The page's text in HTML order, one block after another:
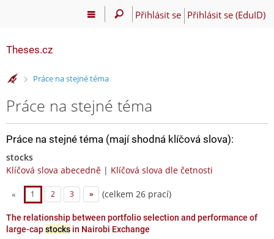
Přihlásit se Přihlásit se (EduID)
Theses.cz
>Práce na stejné téma
Práce na stejné téma
Práce na stejné téma (mají shodná klíčová slova):
stocks
Klíčová slova abecedně | Klíčová slova dle četnosti
« 1 2 3 » (celkem 26 prací)
The relationship between portfolio selection and performance of
large-capstocks in Nairobi Exchange